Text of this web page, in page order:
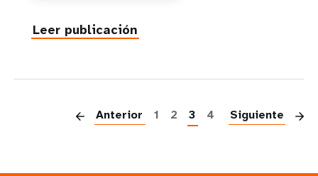
Leer publicación
Anterior 1 2 3 4 Siguiente